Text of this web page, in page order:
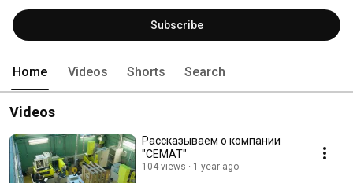
металлических сплавов:
Subscribe
Home Videos Shorts Search
Videos
Рассказываем о компании
"СЕМАТ"
104 views 1 year ago